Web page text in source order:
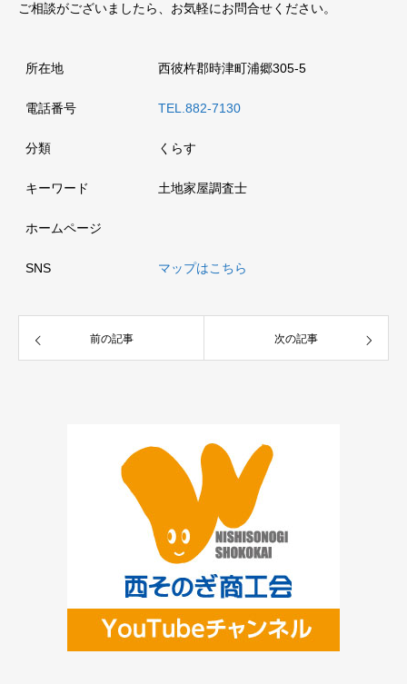
ご相談がございましたら、お気軽にお問合せください。
所在地 西彼杵郡時津町浦郷305-5
電話番号 TEL.882-7130
分類 くらす
キーワード 土地家屋調査士
ホームページ
SNS マップはこちら
前の記事 次の記事